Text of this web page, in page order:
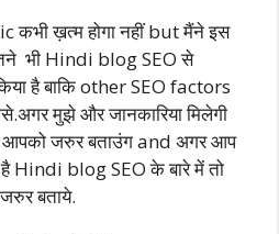
कभी ख़त्म होगा नहीं but मैंने इस
भी Hindi blog SEO से
है बाकि other SEO factors
मुझे और जानकारिया मिलेगी
आपको जरुर बताउंग and अगर आप
Hindi blog SEO के बारे में तो
बताये.